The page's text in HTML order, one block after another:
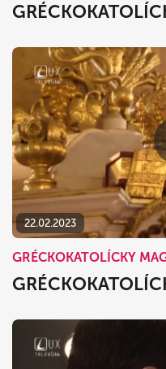
22.02.2023
GRÉCKOKATOLÍCKY